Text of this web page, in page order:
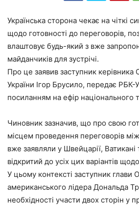
Українська сторона чекає на чіткі
щодо готовності до переговорів,
влаштовує будь-який з вже
майданчиків для зустрічі.
Про це заявив заступник керівника
України Ігор Брусило, передає РБК-
посиланням на ефір національного
Чиновник зазначив, що про свою
місцем проведення переговорів
вже заявляли у Швейцарії, Ватикані
відкритий до усіх цих варіантів
У цьому контексті заступник глави
американського лідера Дональда
необхідності участи двох сторін у